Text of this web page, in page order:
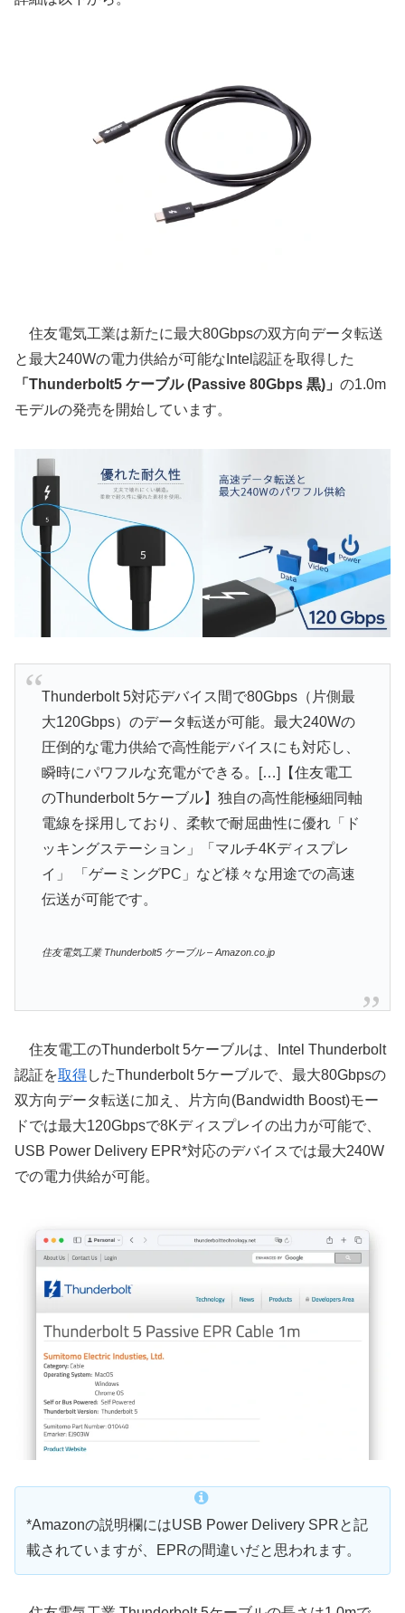
住友電気工業は新たに最大80Gbpsの双方向データ転送
と最大240Wの電力供給が可能なIntel認証を取得した
「Thunderbolt5 ケーブル (Passive 80Gbps 黒)」 の1.0m
モデルの発売を開始しています。
Thunderbolt 5対応デバイス間で80Gbps（片側最
大120Gbps）のデータ転送が可能。最大240Wの
圧倒的な電力供給で高性能デバイスにも対応し、
瞬時にパワフルな充電ができる。[…]【住友電工
のThunderbolt 5ケーブル】独自の高性能極細同軸
電線を採用しており、柔軟で耐屈曲性に優れ「ド
ッキングステーション」「マルチ4Kディスプレ
イ」 「ゲーミングPC」など様々な用途での高速
伝送が可能です。
住友電気工業 Thunderbolt5 ケーブル – Amazon.co.jp
住友電工のThunderbolt 5ケーブルは、Intel Thunderbolt
認証を取得したThunderbolt 5ケーブルで、最大80Gbpsの
双方向データ転送に加え、片方向(Bandwidth Boost)モー
ドでは最大120Gbpsで8Kディスプレイの出力が可能で、
USB Power Delivery EPR*対応のデバイスでは最大240W
での電力供給が可能。
*Amazonの説明欄にはUSB Power Delivery SPRと記
載されていますが、EPRの間違いだと思われます。